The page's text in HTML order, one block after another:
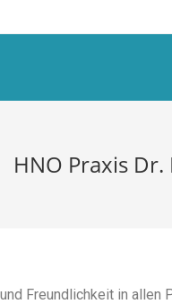
HNO Praxis
Freundlichkeit in